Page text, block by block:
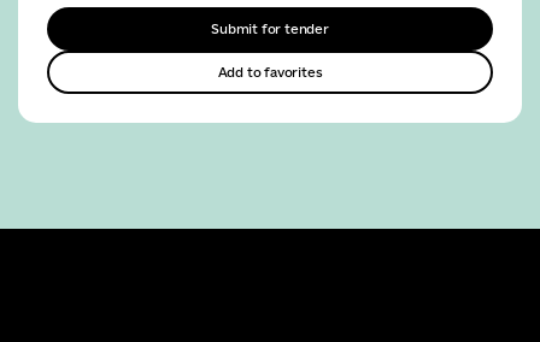
Submit for tender
Add to favorites